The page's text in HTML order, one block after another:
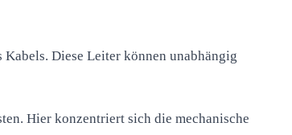
Diese Leiter können unabhängig
Hier konzentriert sich die mechanische